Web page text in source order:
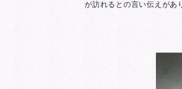
が訪れるとの言い伝えがあ